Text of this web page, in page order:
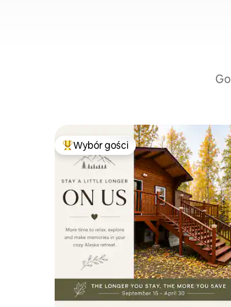
Najpopularniejsze z kategorii Wybór
Wybór gości